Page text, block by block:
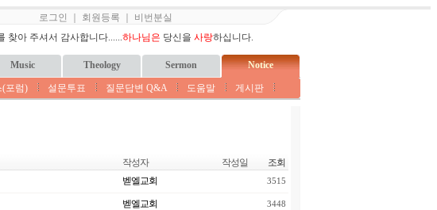
로그인 회원등록
비번분실
찾아 주셔서 감사합니다......하나님은 당신을 사랑하십니다.
Music Theology Sermon Notice
(포럼) 설문투표 질문답변 Q&A 도움말 게시판
작성자 작성일 조회
벧엘교회 3515
벧엘교회 3448